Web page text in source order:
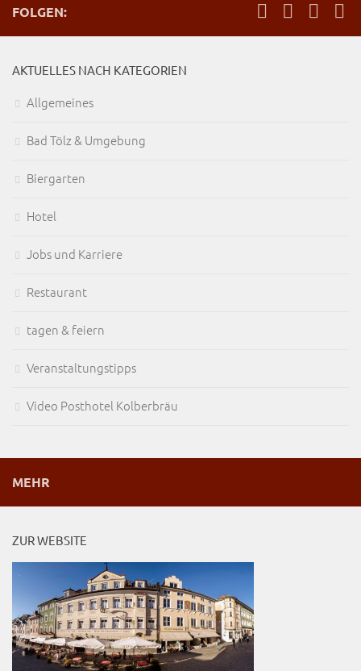
FOLGEN:
AKTUELLES NACH KATEGORIEN
Allgemeines
Bad Tölz & Umgebung
Biergarten
Hotel
Jobs und Karriere
Restaurant
tagen & feiern
Veranstaltungstipps
Video Posthotel Kolberbräu
MEHR
ZUR WEBSITE